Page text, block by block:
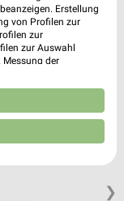
❯
Erstellung
von Profilen zur
zur
zur Auswahl
Messung der
Entwicklung und
zur Auswahl
und in die